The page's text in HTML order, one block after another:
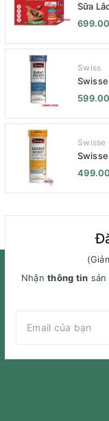
Sữa
Swiss
Kẹo
Hóa -
Swisse
pack -
thông
Nhậnthông tin